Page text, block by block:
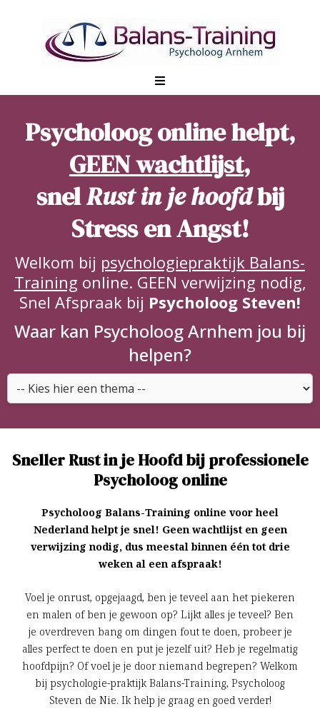
Psycholoog online helpt,
GEEN wachtlijst,
snelRust in je hoofdbij
Stress en Angst!
Welkom bij psychologiepraktijk Balans-
Training online. GEEN verwijzing nodig,
Snel Afspraak bij Psycholoog Steven!
Waar kan Psycholoog Arnhem jou bij
helpen?
Sneller Rust in je Hoofd bij professionele
Psycholoog online
Psycholoog Balans-Training online voor heel
Nederland helpt je snel! Geen wachtlijst en geen
verwijzing nodig, dus meestal binnen één tot drie
weken al een afspraak!
Voel je onrust, opgejaagd, ben je teveel aan het piekeren
en malen of ben je gewoon op? Lijkt alles je teveel? Ben
je overdreven bang om dingen fout te doen, probeer je
alles perfect te doen en put je jezelf uit? Heb je regelmatig
hoofdpijn? Of voel je je door niemand begrepen? Welkom
bij psychologie-praktijk Balans-Training, Psycholoog
Steven de Nie. Ik help je graag en goed verder!